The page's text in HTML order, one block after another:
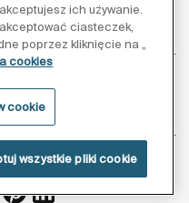
nas:
ich używanie.
ciasteczek,
poprzez kliknięcie na „
cookies
cookie
wszystkie pliki cookie